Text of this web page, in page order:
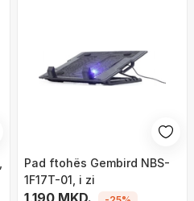
Pad ftohës Gembird NBS-
1F17T-01, i zi
1,190 MKD.